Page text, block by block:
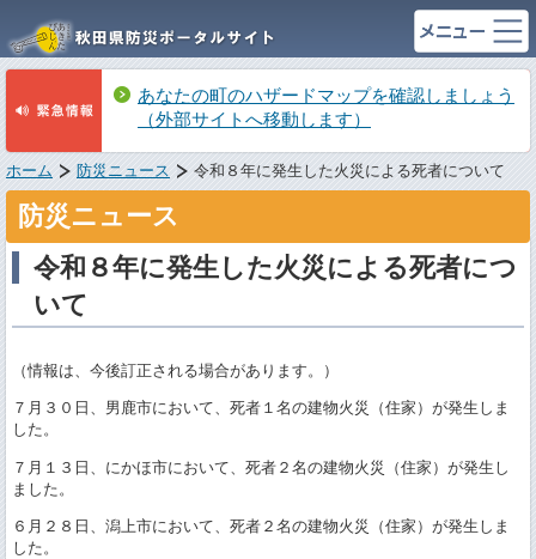
あなたの町のハザードマップを確認しましょう
（外部サイトへ移動します）
ホーム 防災ニュース 令和８年に発生した火災による死者について
防災ニュース
令和８年に発生した火災による死者につ
いて
（情報は、今後訂正される場合があります。）
７月３０日、男鹿市において、死者１名の建物火災（住家）が発生しま
した。
７月１３日、にかほ市において、死者２名の建物火災（住家）が発生し
ました。
６月２８日、潟上市において、死者２名の建物火災（住家）が発生しま
した。